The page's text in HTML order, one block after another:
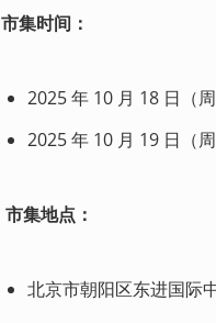
市集时间：
2025 年 10 月 18 日（
2025 年 10 月 19 日（
市集地点：
北京市朝阳区东进国际